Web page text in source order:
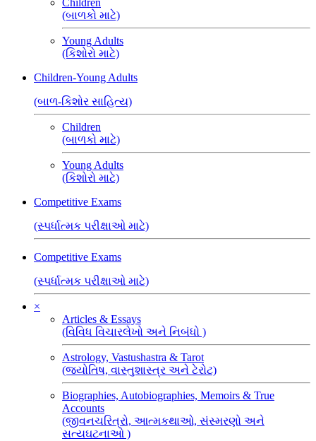
Children
(બાળકો માટે)
Young Adults
(કિશોરો માટે)
Children-Young Adults
(બાળ-કિશોર સાહિત્ય)
Children
(બાળકો માટે)
Young Adults
(કિશોરો માટે)
Competitive Exams
(સ્પર્ધાત્મક પરીક્ષાઓ માટે)
Competitive Exams
(સ્પર્ધાત્મક પરીક્ષાઓ માટે)
×
Articles & Essays
(વિવિધ વિચારલેખો અને નિબંધો )
Astrology, Vastushastra & Tarot
(જ્યોતિષ, વાસ્તુશાસ્ત્ર અને ટેરોટ)
Biographies, Autobiographies, Memoirs & True
Accounts
(જીવનચરિત્રો, આત્મકથાઓ, સંસ્મરણો અને
સત્યઘટનાઓ )